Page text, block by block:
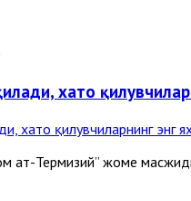
хато
ат-Термизий” жоме